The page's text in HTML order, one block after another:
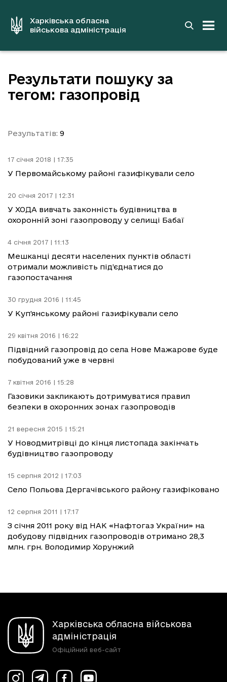
вмістуХарківська обласна
військова адміністрація
Результати пошуку за
тегом: газопровід
Результатів: 9
17 січня 2018 | 17:35
У Первомайському районі газифікували село
20 січня 2017 | 12:31
У ХОДА вивчать законність будівництва в
охоронній зоні газопроводу у селищі Бабаї
4 січня 2017 | 11:13
Мешканці десяти населених пунктів області
отримали можливість під’єднатися до
газопостачання
30 грудня 2016 | 11:45
У Куп'янському районі газифікували село
29 квітня 2016 | 16:22
Підвідний газопровід до села Нове Мажарове буде
побудований уже в червні
7 квітня 2016 | 15:28
Газовики закликають дотримуватися правил
безпеки в охоронних зонах газопроводів
21 вересня 2015 | 15:21
У Новодмитрівці до кінця листопада закінчать
будівництво газопроводу
15 серпня 2012 | 17:03
Село Польова Дергачівського району газифіковано
12 серпня 2011 | 17:17
З січня 2011 року від НАК «Нафтогаз України» на
добудову підвідних газопроводів отримано 28,3
млн. грн. Володимир Хорунжий
Харківська обласна військова
адміністрація
Офіційний веб-сайт